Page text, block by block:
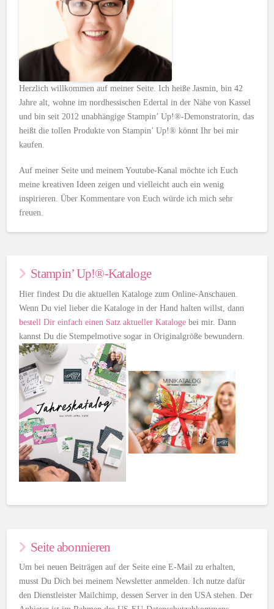
Herzlich willkommen auf meiner Seite. Ich heiße Jasmin, bin 42
Jahre alt, wohne im nordhessischen Edertal in der Nähe von Kassel
und bin seit 2012 unabhängige Stampin’ Up!®-Demonstratorin, das
heißt die tollen Produkte von Stampin’ Up!® könnt Ihr bei mir
kaufen.
Auf meiner Seite und meinem Youtube-Kanal möchte ich Euch
meine kreativen Ideen zeigen und vielleicht auch ein wenig
inspirieren. Über Kommentare von Euch würde ich mich sehr
freuen.
Stampin’ Up!®-Kataloge
Hier findest Du die aktuellen Kataloge zum Online-Anschauen.
Wenn Du viel lieber die Kataloge in der Hand halten willst, dann
bestell Dir einfach einen Satz aktueller Kataloge bei mir. Dann
kannst Du die Stempelmotive sogar in Originalgröße bewundern.
Seite abonnieren
Um bei neuen Beiträgen auf der Seite eine E-Mail zu erhalten,
musst Du Dich bei meinem Newsletter anmelden. Ich nutze dafür
den Dienstleister Mailchimp, dessen Server in den USA stehen. Der